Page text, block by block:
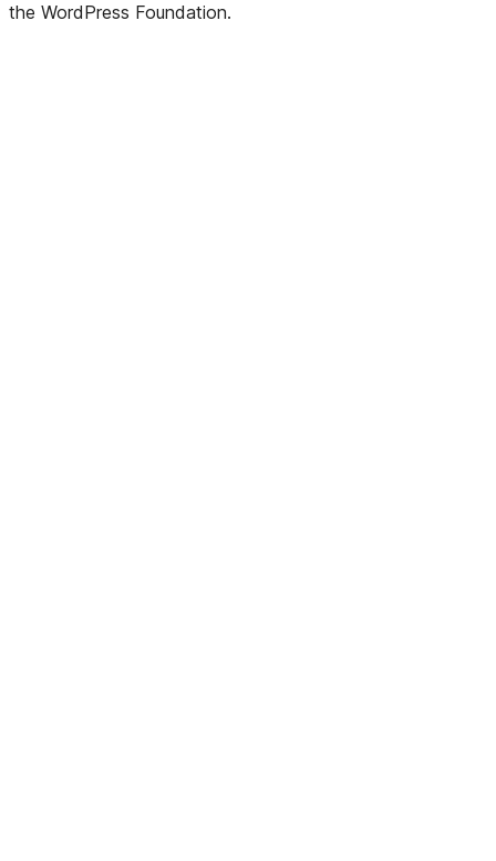
the WordPress Foundation.